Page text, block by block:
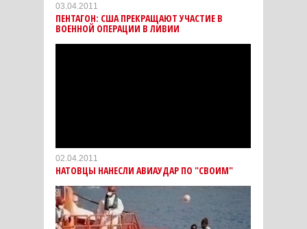
03.04.2011
ПЕНТАГОН: США ПРЕКРАЩАЮТ УЧАСТИЕ В
ВОЕННОЙ ОПЕРАЦИИ В ЛИВИИ
02.04.2011
НАТОВЦЫ НАНЕСЛИ АВИАУДАР ПО "СВОИМ"